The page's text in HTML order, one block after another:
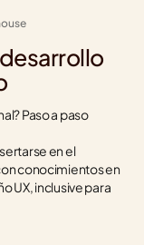
Paso a paso
en el
conocimientos en
UX, inclusive para